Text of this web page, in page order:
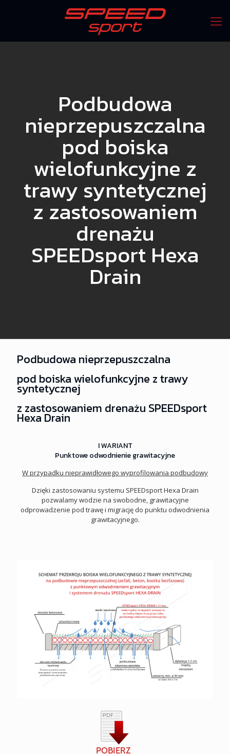
Podbudowa
nieprzepuszczalna
pod boiska
wielofunkcyjne z
trawy syntetycznej
z zastosowaniem
drenażu
SPEEDsport Hexa
Drain
Podbudowa nieprzepuszczalna
pod boiska wielofunkcyjne z trawy
syntetycznej
z zastosowaniem drenażu SPEEDsport
Hexa Drain
I WARIANT
Punktowe odwodnienie grawitacyjne
W przypadku nieprawidłowego wyprofilowania podbudowy
Dzięki zastosowaniu systemu SPEEDsport Hexa Drain
pozwalamy wodzie na swobodne, grawitacyjne
odprowadzenie pod trawę i migrację do punktu odwodnienia
grawitacyjnego.